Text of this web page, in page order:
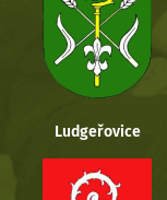
Ludgeřovice